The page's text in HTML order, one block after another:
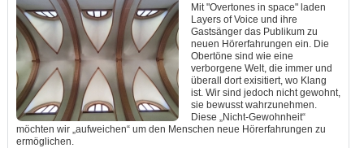
Mit "Overtones in space" laden
Layers of Voice und ihre
Gastsänger das Publikum zu
neuen Hörerfahrungen ein. Die
Obertöne sind wie eine
verborgene Welt, die immer und
überall dort exisitiert, wo Klang
ist. Wir sind jedoch nicht gewohnt,
sie bewusst wahrzunehmen.
Diese „Nicht-Gewohnheit“
möchten wir „aufweichen“ um den Menschen neue Hörerfahrungen zu
ermöglichen.